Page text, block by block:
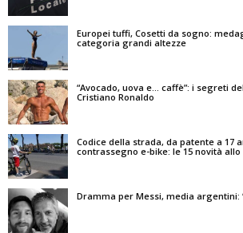
Europei tuffi, Cosetti da sogno:
categoria grandi altezze
“Avocado, uova e… caffè”: i segreti
Cristiano Ronaldo
Codice della strada, da patente a 17
contrassegno e-bike: le 15 novità allo
Dramma per Messi, media argentini: